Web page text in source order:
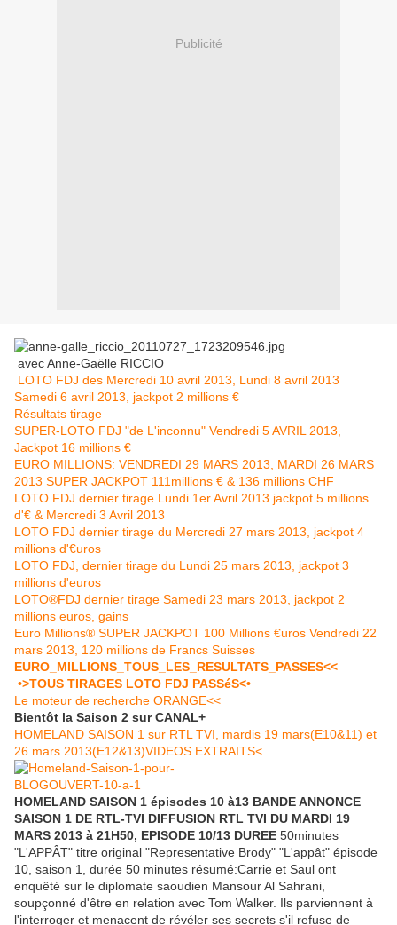
Publicité
avec Anne-Gaëlle RICCIO
LOTO FDJ des Mercredi 10 avril 2013, Lundi 8 avril 2013
Samedi 6 avril 2013, jackpot 2 millions €
Résultats tirage
SUPER-LOTO FDJ "de L'inconnu" Vendredi 5 AVRIL 2013,
Jackpot 16 millions €
EURO MILLIONS: VENDREDI 29 MARS 2013, MARDI 26 MARS
2013 SUPER JACKPOT 111millions € & 136 millions CHF
LOTO FDJ dernier tirage Lundi 1er Avril 2013 jackpot 5 millions
d'€ & Mercredi 3 Avril 2013
LOTO FDJ dernier tirage du Mercredi 27 mars 2013, jackpot 4
millions d'€uros
LOTO FDJ, dernier tirage du Lundi 25 mars 2013, jackpot 3
millions d'euros
LOTO®FDJ dernier tirage Samedi 23 mars 2013, jackpot 2
millions euros, gains
Euro Millions® SUPER JACKPOT 100 Millions €uros Vendredi 22
mars 2013, 120 millions de Francs Suisses
EURO_MILLIONS_TOUS_LES_RESULTATS_PASSES<<
•>TOUS TIRAGES LOTO FDJ PASSéS<•
Le moteur de recherche ORANGE<<
Bientôt la Saison 2 sur CANAL+
HOMELAND SAISON 1 sur RTL TVI, mardis 19 mars(E10&11) et
26 mars 2013(E12&13)VIDEOS EXTRAITS<
HOMELAND SAISON 1 épisodes 10 à13 BANDE ANNONCE
SAISON 1 DE RTL-TVI DIFFUSION RTL TVI DU MARDI 19
MARS 2013 à 21H50, EPISODE 10/13 DUREE 50minutes
"L'APPÂT" titre original "Representative Brody" "L'appât" épisode
10, saison 1, durée 50 minutes résumé:Carrie et Saul ont
enquêté sur le diplomate saoudien Mansour Al Sahrani,
soupçonné d'être en relation avec Tom Walker. Ils parviennent à
l'interroger et menacent de révéler ses secrets s'il refuse de